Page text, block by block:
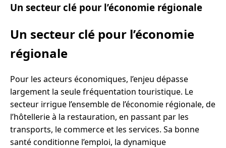
Un secteur clé pour l’économie régionale
Un secteur clé pour l’économie
régionale
Pour les acteurs économiques, l’enjeu dépasse
largement la seule fréquentation touristique. Le
secteur irrigue l’ensemble de l’économie régionale, de
l’hôtellerie à la restauration, en passant par les
transports, le commerce et les services. Sa bonne
santé conditionne l’emploi, la dynamique